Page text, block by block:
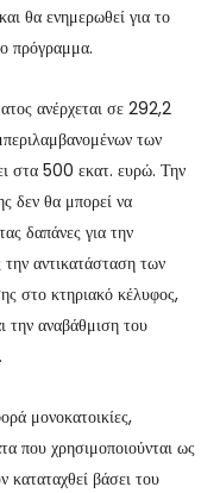
θα ενημερωθεί για το
πρόγραμμα.
ανέρχεται σε 292,2
των
στα 500 εκατ. ευρώ. Την
δεν θα μπορεί να
δαπάνες για την
αντικατάσταση των
στο κτηριακό κέλυφος,
την αναβάθμιση του
μονοκατοικίες,
που χρησιμοποιούνται ως
καταταχθεί βάσει του